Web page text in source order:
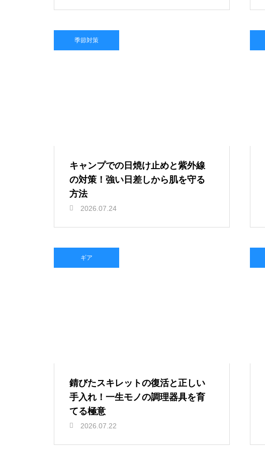
季節対策
キャンプでの日焼け止めと紫外線
の対策！強い日差しから肌を守る
方法
2026.07.24
ギア
錆びたスキレットの復活と正しい
手入れ！一生モノの調理器具を育
てる極意
2026.07.22